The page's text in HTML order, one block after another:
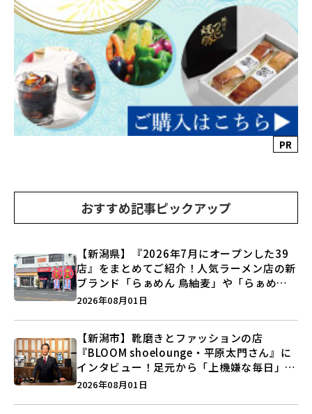
PR
おすすめ記事ピックアップ
【新潟県】『2026年7月にオープンした39
店』をまとめてご紹介！人気ラーメン店の新
ブランド「らぁめん 鳥紬麦」や「らぁめん
しょうがの空」など盛りだくさん♪
2026年08月01日
【新潟市】靴磨きとファッションの店
『BLOOM shoelounge・平原太門さん』に
インタビュー！足元から「上機嫌な毎日」を
つくる装いの提案とは？
2026年08月01日